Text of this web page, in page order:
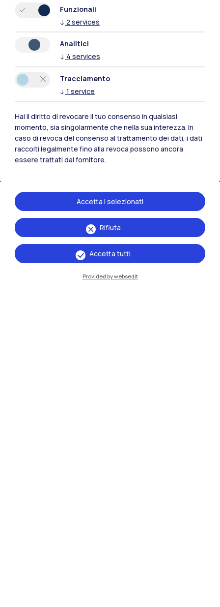
Tutti i siti dell’ecosistema
Residenze
Funzionali
↓ 2 services
Analitici
↓ 4 services
Tracciamento
↓ 1 service
Hai il diritto di revocare il tuo consenso in qualsiasi
momento, sia singolarmente che nella sua interezza. In
caso di revoca del consenso al trattamento dei dati, i dati
raccolti legalmente fino alla revoca possono ancora
essere trattati dal fornitore.
Rifiuta
Accetta i selezionati
Accetta tutti
Provided by websedit